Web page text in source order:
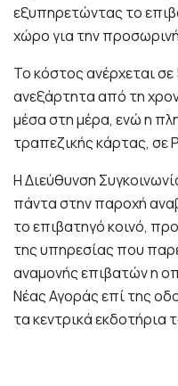
εξυπηρετώντας το
χώρο για την
Το κόστος ανέρχεται
ανεξάρτητα από τη
μέσα στη μέρα, ενώ η
τραπεζικής κάρτας, σε
Η Διεύθυνση
πάντα στην παροχή
το επιβατηγό κοινό,
της υπηρεσίας που
αναμονής επιβατών η
Νέας Αγοράς επί της
τα κεντρικά